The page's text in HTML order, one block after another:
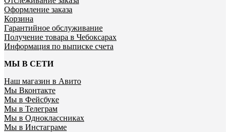
Оформление заказа
Корзина
Гарантийное обслуживание
Получение товара в Чебоксарах
Информация по выписке счета
МЫ В СЕТИ
Наш магазин в Авито
Мы Вконтакте
Мы в Фейсбуке
Мы в Телеграм
Мы в Одноклассниках
Мы в Инстаграме